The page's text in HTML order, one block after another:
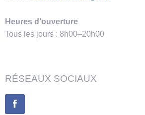
Heures d’ouverture
Tous les jours : 8h00–20h00
RÉSEAUX SOCIAUX